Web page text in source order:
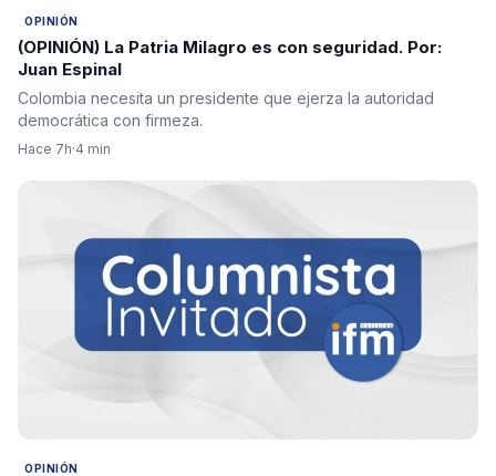
OPINIÓN
(OPINIÓN) La Patria Milagro es con seguridad. Por:
Juan Espinal
Colombia necesita un presidente que ejerza la autoridad
democrática con firmeza.
Hace 7h·4 min
OPINIÓN